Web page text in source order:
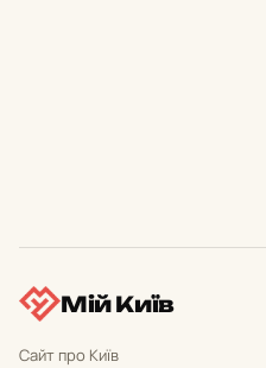
Мій Київ
Сайт про Київ